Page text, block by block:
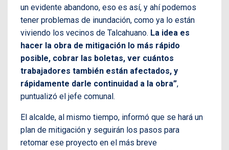
un evidente abandono, eso es así, y ahí podemos
tener problemas de inundación, como ya lo están
viviendo los vecinos de Talcahuano. La idea es
hacer la obra de mitigación lo más rápido
posible, cobrar las boletas, ver cuántos
trabajadores también están afectados, y
rápidamente darle continuidad a la obra”,
puntualizó el jefe comunal.
El alcalde, al mismo tiempo, informó que se hará un
plan de mitigación y seguirán los pasos para
retomar ese proyecto en el más breve